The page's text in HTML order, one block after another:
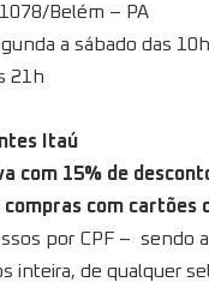
Belém – PA
a sábado das
21h
Itaú
com 15% de
compras com cartões
por CPF – sendo
inteira, de qualquer